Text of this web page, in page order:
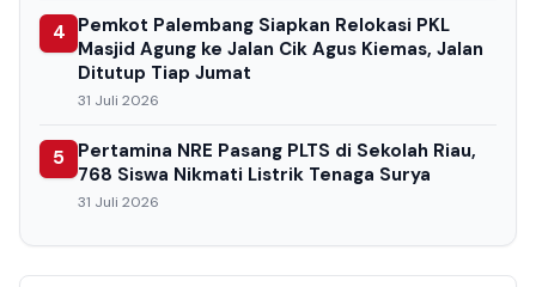
4 Pemkot Palembang Siapkan Relokasi PKL
Masjid Agung ke Jalan Cik Agus Kiemas, Jalan
Ditutup Tiap Jumat
31 Juli 2026
5
Pertamina NRE Pasang PLTS di Sekolah Riau,
768 Siswa Nikmati Listrik Tenaga Surya
31 Juli 2026